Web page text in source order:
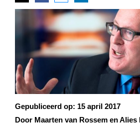
Gepubliceerd op: 15 april 2017
Door Maarten van Rossem en Alies